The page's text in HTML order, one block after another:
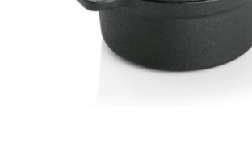
Сите производи
Услови за користење